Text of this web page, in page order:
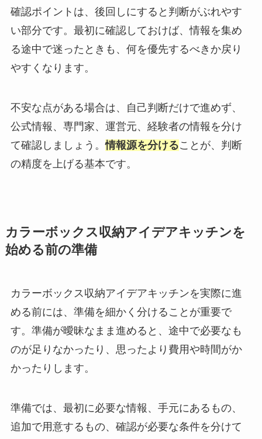
確認ポイントは、後回しにすると判断がぶれやす
い部分です。最初に確認しておけば、情報を集め
る途中で迷ったときも、何を優先するべきか戻り
やすくなります。
不安な点がある場合は、自己判断だけで進めず、
公式情報、専門家、運営元、経験者の情報を分け
て確認しましょう。情報源を分けることが、判断
の精度を上げる基本です。
カラーボックス収納アイデアキッチンを
始める前の準備
カラーボックス収納アイデアキッチンを実際に進
める前には、準備を細かく分けることが重要で
す。準備が曖昧なまま進めると、途中で必要なも
のが足りなかったり、思ったより費用や時間がか
かったりします。
準備では、最初に必要な情報、手元にあるもの、
追加で用意するもの、確認が必要な条件を分けて